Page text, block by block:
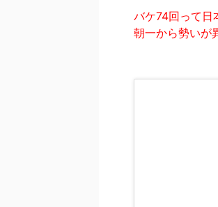
バケ74回って日
朝一から勢いが